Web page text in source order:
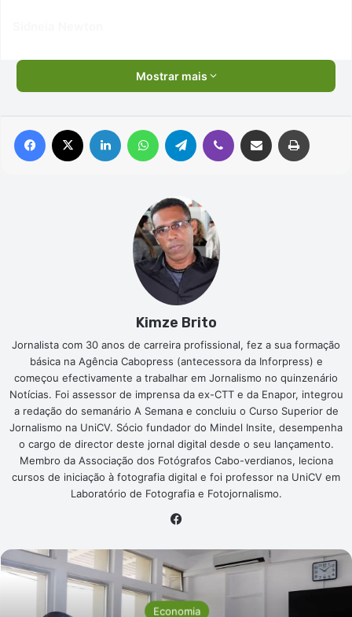
Mostrar mais
Facebook Linkedin WhatsAppTelegram Viber Compartilhar via e-mail
Kimze Brito
Jornalista com 30 anos de carreira profissional, fez a sua formação
básica na Agência Cabopress (antecessora da Inforpress) e
começou efectivamente a trabalhar em Jornalismo no quinzenário
Notícias. Foi assessor de imprensa da ex-CTT e da Enapor, integrou
a redação do semanário A Semana e concluiu o Curso Superior de
Jornalismo na UniCV. Sócio fundador do Mindel Insite, desempenha
o cargo de director deste jornal digital desde o seu lançamento.
Membro da Associação dos Fotógrafos Cabo-verdianos, leciona
cursos de iniciação à fotografia digital e foi professor na UniCV em
Laboratório de Fotografia e Fotojornalismo.
Economia